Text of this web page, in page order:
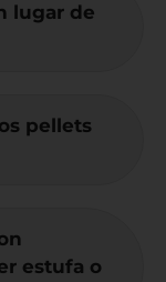
lugar de
pellets
estufa o